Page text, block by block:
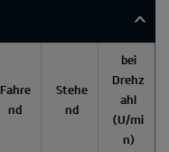
Fahre
nd
Stehe
nd
bei
Drehz
ahl
(U/mi
n)